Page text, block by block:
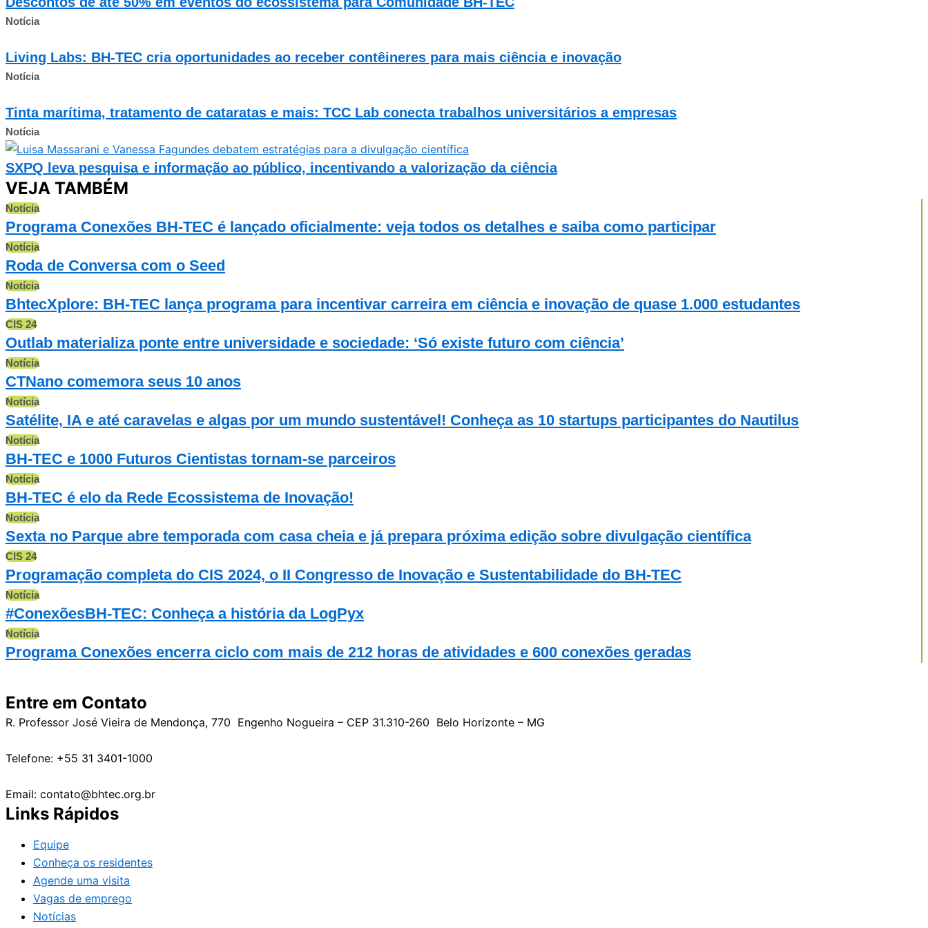
Notícia
Living Labs: BH-TEC cria oportunidades ao receber contêineres para mais ciência e inovação
Notícia
Tinta marítima, tratamento de cataratas e mais: TCC Lab conecta trabalhos universitários a empresas
Notícia
SXPQ leva pesquisa e informação ao público, incentivando a valorização da ciência
VEJA TAMBÉM
Notícia
Programa Conexões BH-TEC é lançado oficialmente: veja todos os detalhes e saiba como participar
Notícia
Roda de Conversa com o Seed
Notícia
BhtecXplore: BH-TEC lança programa para incentivar carreira em ciência e inovação de quase 1.000 estudantes
CIS 24
Outlab materializa ponte entre universidade e sociedade: ‘Só existe futuro com ciência’
Notícia
CTNano comemora seus 10 anos
Notícia
Satélite, IA e até caravelas e algas por um mundo sustentável! Conheça as 10 startups participantes do Nautilus
Notícia
BH-TEC e 1000 Futuros Cientistas tornam-se parceiros
Notícia
BH-TEC é elo da Rede Ecossistema de Inovação!
Notícia
Sexta no Parque abre temporada com casa cheia e já prepara próxima edição sobre divulgação científica
CIS 24
Programação completa do CIS 2024, o II Congresso de Inovação e Sustentabilidade do BH-TEC
Notícia
#ConexõesBH-TEC: Conheça a história da LogPyx
Notícia
Programa Conexões encerra ciclo com mais de 212 horas de atividades e 600 conexões geradas
Entre em Contato
R. Professor José Vieira de Mendonça, 770 Engenho Nogueira – CEP 31.310-260 Belo Horizonte – MG
Telefone: +55 31 3401-1000
Email: contato@bhtec.org.br
Links Rápidos
Equipe
Conheça os residentes
Agende uma visita
Vagas de emprego
Notícias